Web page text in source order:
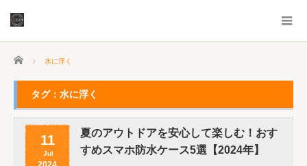
ホーム 水に浮く
タグ：水に浮く
11
Jul
夏のアウトドアを安心して楽しむ！おす
すめスマホ防水ケース5選【2024年】